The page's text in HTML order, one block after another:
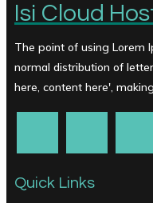
Isi Cloud
The point of using Lorem
normal distribution of
here, content here',
Quick Links